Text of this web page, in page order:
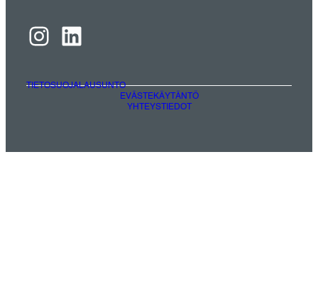
Instagram LinkedIn
TIETOSUOJALAUSUNTO
EVÄSTEKÄYTÄNTÖ
YHTEYSTIEDOT